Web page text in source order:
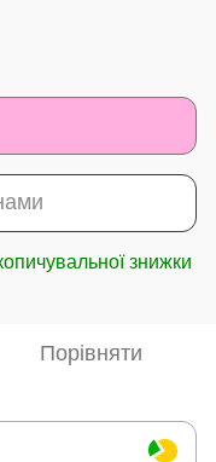
знижки
Порівняти